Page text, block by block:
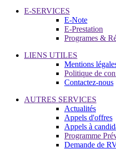
E-SERVICES
E-Note
E-Prestation
Programes &
LIENS UTILES
Mentions
Politique de
Contactez-nous
AUTRES SERVICES
Actualités
Appels d'offres
Appels à
Programme
Demande de